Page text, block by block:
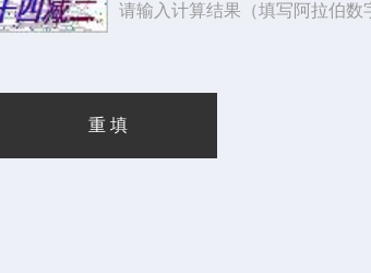
请输入计算结果（填写阿拉伯数